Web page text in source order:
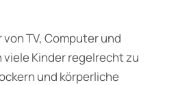
TV, Computer und
Kinder regelrecht zu
und körperliche